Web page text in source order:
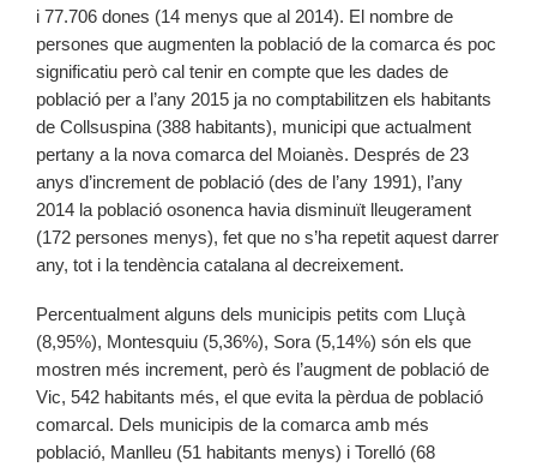
i 77.706 dones (14 menys que al 2014). El nombre de
persones que augmenten la població de la comarca és poc
significatiu però cal tenir en compte que les dades de
població per a l’any 2015 ja no comptabilitzen els habitants
de Collsuspina (388 habitants), municipi que actualment
pertany a la nova comarca del Moianès. Després de 23
anys d’increment de població (des de l’any 1991), l’any
2014 la població osonenca havia disminuït lleugerament
(172 persones menys), fet que no s’ha repetit aquest darrer
any, tot i la tendència catalana al decreixement.
Percentualment alguns dels municipis petits com Lluçà
(8,95%), Montesquiu (5,36%), Sora (5,14%) són els que
mostren més increment, però és l’augment de població de
Vic, 542 habitants més, el que evita la pèrdua de població
comarcal. Dels municipis de la comarca amb més
població, Manlleu (51 habitants menys) i Torelló (68